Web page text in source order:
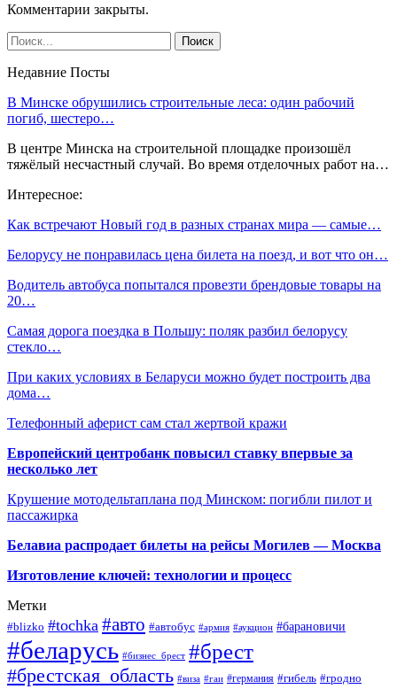
Комментарии закрыты.
Недавние Посты
В Минске обрушились строительные леса: один рабочий
погиб, шестеро…
В центре Минска на строительной площадке произошёл
тяжёлый несчастный случай. Во время отделочных работ на…
Интересное:
Как встречают Новый год в разных странах мира ― самые…
Белорусу не понравилась цена билета на поезд, и вот что он…
Водитель автобуса попытался провезти брендовые товары на
20…
Самая дорога поездка в Польшу: поляк разбил белорусу
стекло…
При каких условиях в Беларуси можно будет построить два
дома…
Телефонный аферист сам стал жертвой кражи
Европейский центробанк повысил ставку впервые за
несколько лет
Крушение мотодельтаплана под Минском: погибли пилот и
пассажирка
Белавиа распродает билеты на рейсы Могилев — Москва
Изготовление ключей: технологии и процесс
Метки
#blizko #tochka #авто #автобус #армия #аукцион #барановичи
#беларусь #бизнес_брест #брест
#брестская_область #виза #гаи #германия #гибель #гродно